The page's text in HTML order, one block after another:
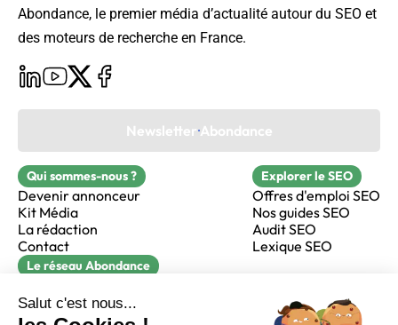
Abondance, le premier média d’actualité autour du SEO et
des moteurs de recherche en France.
Newsletter Abondance
Qui sommes-nous ?
Devenir annonceur
Kit Média
La rédaction
Contact
Explorer le SEO
Offres d'emploi SEO
Nos guides SEO
Audit SEO
Lexique SEO
Le réseau Abondance
Réacteur
alfie formation